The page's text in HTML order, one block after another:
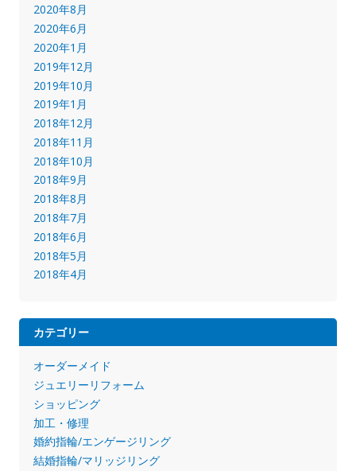
2020年8月
2020年6月
2020年1月
2019年12月
2019年10月
2019年1月
2018年12月
2018年11月
2018年10月
2018年9月
2018年8月
2018年7月
2018年6月
2018年5月
2018年4月
カテゴリー
オーダーメイド
ジュエリーリフォーム
ショッピング
加工・修理
婚約指輪/エンゲージリング
結婚指輪/マリッジリング